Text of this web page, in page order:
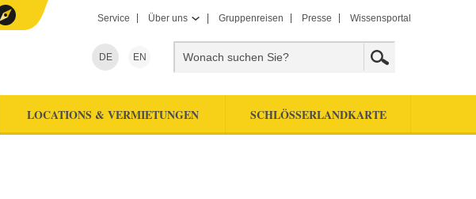
Service Über uns Gruppenreisen Presse Wissensportal
DE EN
LOCATIONS & VERMIETUNGEN SCHLÖSSERLANDKARTE